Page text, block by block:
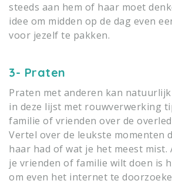
steeds aan hem of haar moet
idee om midden op de dag even
voor jezelf te pakken.
3- Praten
Praten met anderen kan
in deze lijst met rouwverwerking
familie of vrienden over de
Vertel over de leukste momenten
haar had of wat je het meest mist.
je vrienden of familie wilt doen is
om even het internet te